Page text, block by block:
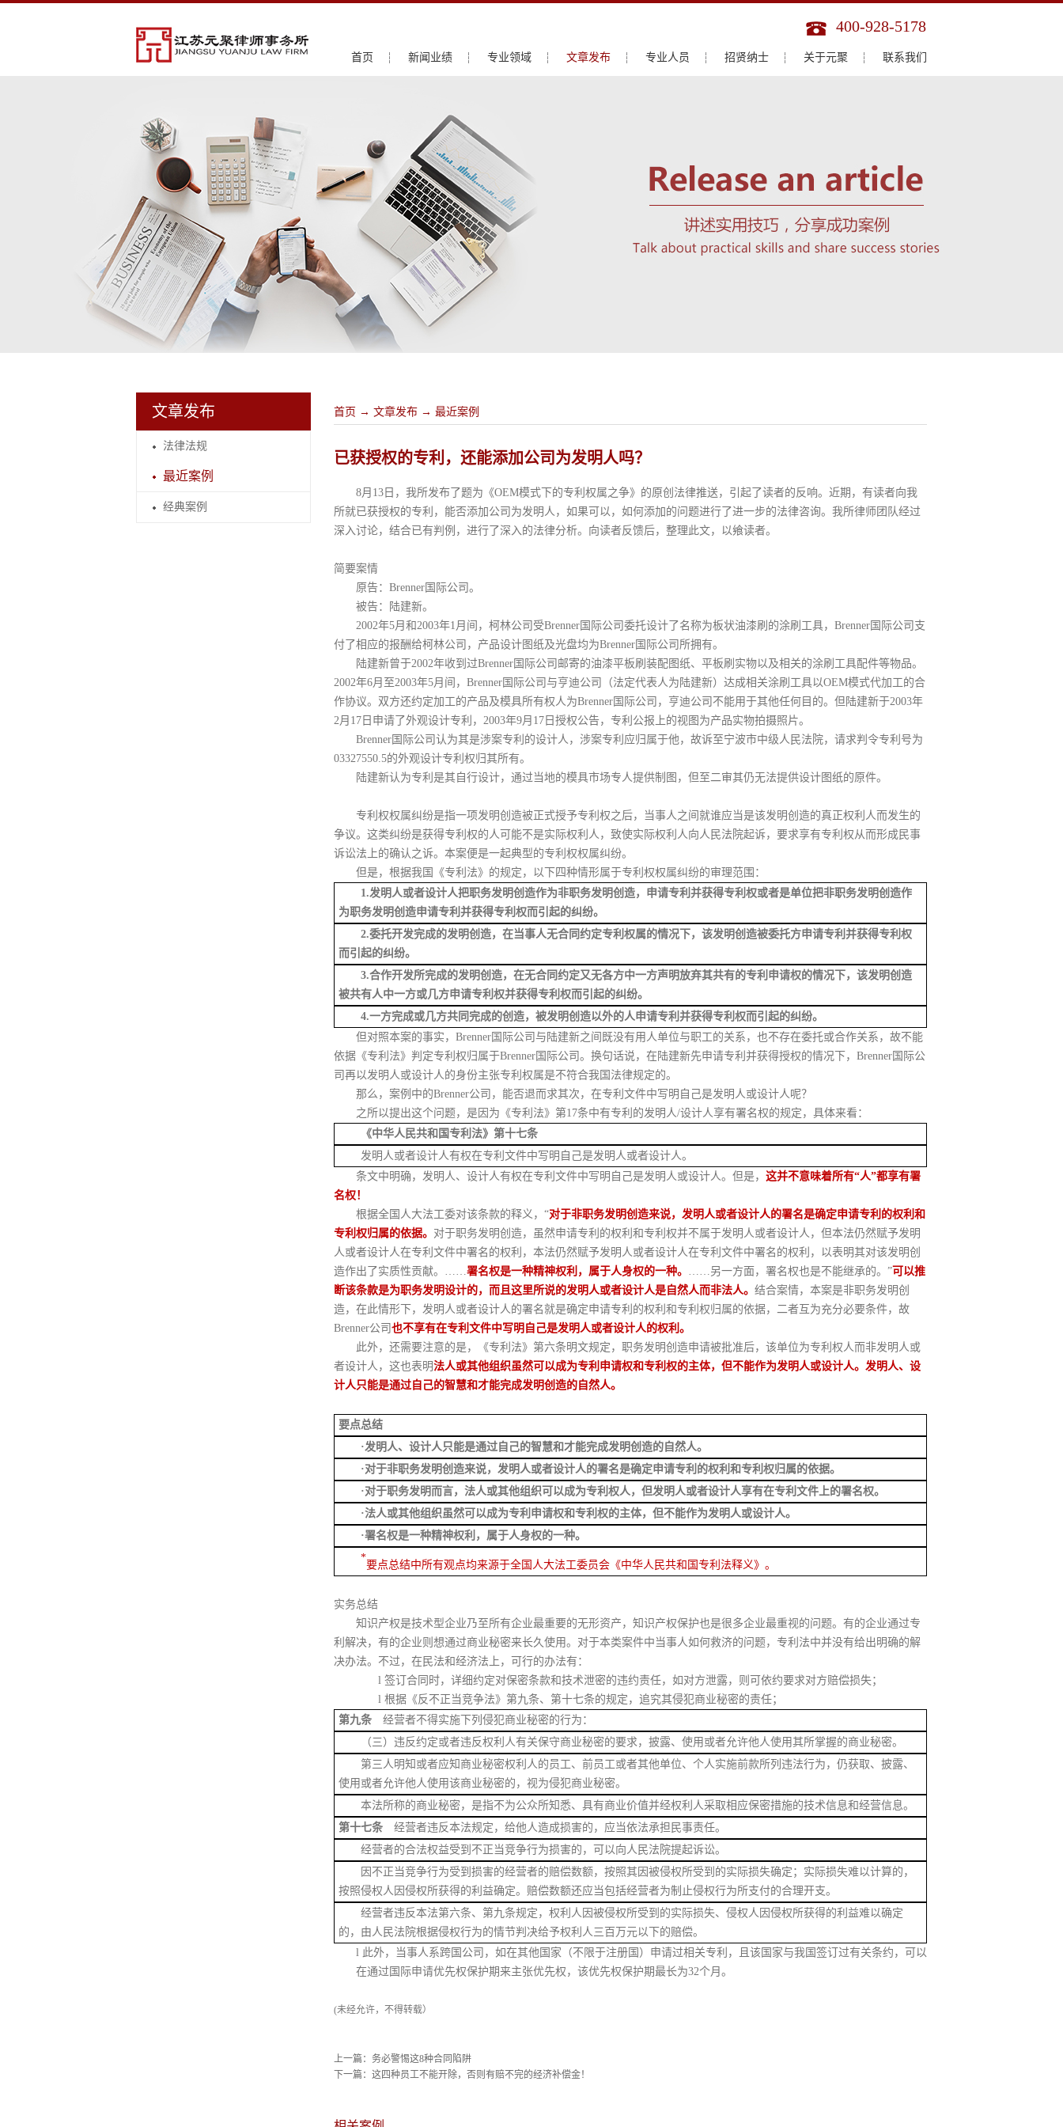
400-928-5178
首页 新闻业绩 专业领域 文章发布 专业人员 招贤纳士 关于元聚 联系我们
文章发布
法律法规
最近案例
经典案例
首页 → 文章发布 → 最近案例
已获授权的专利，还能添加公司为发明人吗？
8月13日，我所发布了题为《OEM模式下的专利权属之争》的原创法律推送，引起了读者的反响。近期，有读者向我
所就已获授权的专利，能否添加公司为发明人，如果可以，如何添加的问题进行了进一步的法律咨询。我所律师团队经过
深入讨论，结合已有判例，进行了深入的法律分析。向读者反馈后，整理此文，以飨读者。
简要案情
原告： Brenner国际公司。
被告：陆建新。
2002年5月和2003年1月间，柯林公司受Brenner国际公司委托设计了名称为板状油漆刷的涂刷工具，Brenner国际公司支
付了相应的报酬给柯林公司，产品设计图纸及光盘均为Brenner国际公司所拥有。
陆建新曾于2002年收到过Brenner国际公司邮寄的油漆平板刷装配图纸、平板刷实物以及相关的涂刷工具配件等物品。
2002年6月至2003年5月间，Brenner国际公司与亨迪公司（法定代表人为陆建新）达成相关涂刷工具以OEM模式代加工的合
作协议。双方还约定加工的产品及模具所有权人为Brenner国际公司，亨迪公司不能用于其他任何 目的。 但 陆建新于2003年
2月17日申请了外观设计专利，2003年9月17日授权公告，专利公报上的视图为产品实物拍摄照片。
Brenner国际公司认为其是涉案专利的设计人，涉案专利应归属于他，故诉至宁波市中级人民法院，请求判令专利号为
03327550.5的外观设计专利权归其所有。
陆建新认为专利是其自行设计，通过当地的模具市场专人提供制图，但 至二审其仍无法提供设计图纸的原件。
专利权权属纠纷是指一项发明创造被正式授予专利权之后，当事人之间就谁应当是该发明创造的真正权利人而发生的
争议。这类纠纷是获得专利权的人可能不是实际权利人，致使实际权利人向人民法院起诉，要求享有专利权从而形成民事
诉讼法上的确认之诉。本案便是一起典型的专利权权属纠纷。
但是，根据我国《专利法》的规定，以下四种情形属于专利权权属纠纷的审理范围：
1.发明人或者设计人把职务发明创造作为非职务发明创造，申请专利并获得专利权或者是单位把非职务发明创造作
为职务发明创造申请专利并获得专利权而引起的纠纷。
2.委托开发完成的发明创造，在当事人无合同约定专利权属的情况下，该发明创造被委托方申请专利并获得专利权
而引起的纠纷。
3.合作开发所完成的发明创造，在无合同约定又无各方中一方声明放弃其共有的专利申请权的情况下，该发明创造
被共有人中一方或几方申请专利权并获得专利权而引起的纠纷。
4.一方完成或几方共同完成的创造，被发明创造以外的人申请专利 并获得专利权而引起的纠纷。
但对照本案的事实， Brenner国际公司与陆建新之间既没有用人单位与职工的关系，也不存在委托或合作关系，故不能
依据 《专利法》 判定专利权归属于Brenner国际公司。 换句话说，在陆建新先申请专利并获得授权的情况下， Brenner国际公
司再以发明人或设计人的身份主张专利权属是不符合我国法律规定的。
那么，案例中的Brenner公司，能否退而求其次，在专利文件中写明自己是发明人或设计人呢？
之所以提出这个问题，是因为《专利法》第17条中有专利的发明人/设计人享有署名权的规定，具体来看：
《中华人民共和国专利法》第十七条
发明人或者设计人有权在专利文件中写明自己是发明人或者设计人。
条文中明确，发明人、设计人有权在专利文件中写明自己是发明人或设计人。但是， 这并不意味着所有“人”都享有署
名权！
根据全国人大法工委对该条款的释义， “对于非职务发明创造来说，发明人或者设计人的署名是确定申请专利的权利和
专利权归属的依据。 对于职务发明创造，
虽然申请专利的权利和专利权并不属于发明人或者设计人，但本法仍然赋予发明
人或者设计人在专利文件中署名的权利， 本法仍然赋予发明人或者设计人在专利文件中署名的权利，以表明其对该发明创
造作出了实质性贡献。 ……署名权是一种精神权利，属于人身权的一种。 ……另一方面，署名权也是不能继承的。 ”可以推
断该条款是为职务发明设计的，而且这里所说的发明人或者设计人是自然人而非法人。 结合案情，本案是非职务发明创
造，在此情形下，发明人或者设计人的署名就是确定申请专利的权利和专利权归属的依据，二者互为充分必要条件，故
Brenner公司 也不享有在专利文件中写明自己是发明人或者设计人的权利。
此外，还需要注意的是，《专利法》第六条明文规定，职务发明创造申请被批准后，该单位为专利权人而非发明人或
者设计人，这也表明法人或其他组织虽然可以成为专利申请权和专利权的主体，但不能作为发明人或设计人。发明人、设
计人只能是通过自己的智慧和才能完成发明创造的自然人。
要点总结
·发明人、设计人只能是通过自己的智慧和才能完成发明创造的自然人。
·对于非职务发明创造来说，发明人或者设计人的署名是确定申请专利的权利和专利权归属的依据。
·对于职务发明而言，法人或其他组织可以成为专利权人，但发明人或者设计人享有在专利文件上的署名权。
·法人或其他组织虽然可以成为专利申请权和专利权的主体，但不能作为发明人或设计人。
·署名权是一种精神权利，属于人身权的一种。
*
要点总结中所有观点均来源于全国人大法工委员会《中华人民共和国专利法释义》。
实务总结
知识产权是技术型企业乃至所有企业最重要的无形资产，知识产权保护也是很多企业最重视的问题。有的企业通过专
利解决，有的企业则想通过商业秘密来长久使用。对于本类案件中当事人如何救济的问题，专利法中并没有给出明确的解
决办法。不过，在民法和经济法上，可行的办法有：
l 签订合同时，详细约定对保密条款和技术泄密的违约责任，如对方泄露，则可依约要求对方赔偿损失；
l 根据《反不正当竞争法》第九条、第十七条的规定，追究其侵犯商业秘密的责任；
第九条 经营者不得实施下列侵犯商业秘密的行为：
（三）违反约定或者违反权利人有关保守商业秘密的要求，披露、使用或者允许他人使用其所掌握的商业秘密。
第三人明知或者应知商业秘密权利人的员工、前员工或者其他单位、个人实施前款所列违法行为，仍获取、披露、
使用或者允许他人使用该商业秘密的，视为侵犯商业秘密。
本法所称的商业秘密，是指不为公众所知悉、具有商业价值并经权利人采取相应保密措施的技术信息和经营信息。
第十七条 经营者违反本法规定，给他人造成损害的，应当依法承担民事责任。
经营者的合法权益受到不正当竞争行为损害的，可以向人民法院提起诉讼。
因不正当竞争行为受到损害的经营者的赔偿数额，按照其因被侵权所受到的实际损失确定；实际损失难以计算的，
按照侵权人因侵权所获得的利益确定。赔偿数额还应当包括经营者为制止侵权行为所支付的合理开支。
经营者违反本法第六条、第九条规定，权利人因被侵权所受到的实际损失、侵权人因侵权所获得的利益难以确定
的，由人民法院根据侵权行为的情节判决给予权利人三百万元以下的赔偿。
l 此外，当事人系跨国公司，如在其他国家（不限于注册国）申请过相关专利，且该国家与我国签订过有关条约，可以
在通过国际申请优先权保护期来主张优先权，该优先权保护期最长为32个月。
(未经允许，不得转载）
上一篇： 务必警惕这8种合同陷阱
下一篇： 这四种员工不能开除，否则有赔不完的经济补偿金！